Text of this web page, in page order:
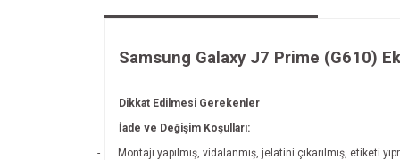
Samsung Galaxy J7 Prime (G610)
Dikkat Edilmesi Gerekenler
İade ve Değişim Koşulları:
-
Montajı yapılmış, vidalanmış, jelatini çıkarılmış,